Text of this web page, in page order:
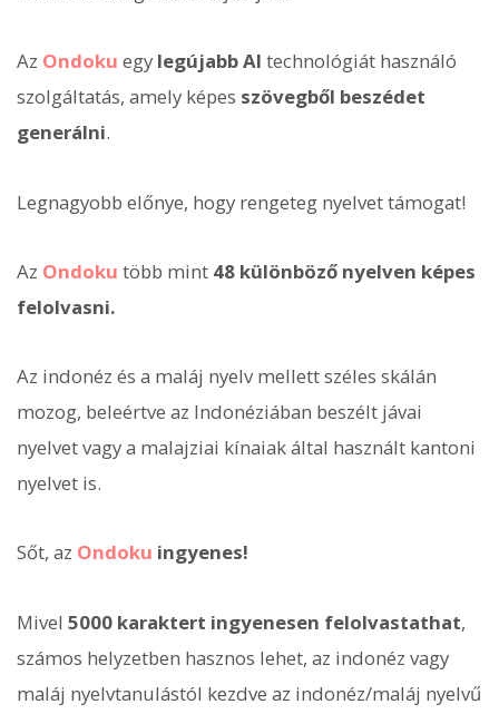
Az Ondoku egy legújabb AI technológiát használó
szolgáltatás, amely képes szövegből beszédet
generálni.
Legnagyobb előnye, hogy rengeteg nyelvet támogat!
Az Ondoku több mint 48 különböző nyelven képes
felolvasni.
Az indonéz és a maláj nyelv mellett széles skálán
mozog, beleértve az Indonéziában beszélt jávai
nyelvet vagy a malajziai kínaiak által használt kantoni
nyelvet is.
Sőt, az Ondoku ingyenes!
Mivel 5000 karaktert ingyenesen felolvastathat,
számos helyzetben hasznos lehet, az indonéz vagy
maláj nyelvtanulástól kezdve az indonéz/maláj nyelvű